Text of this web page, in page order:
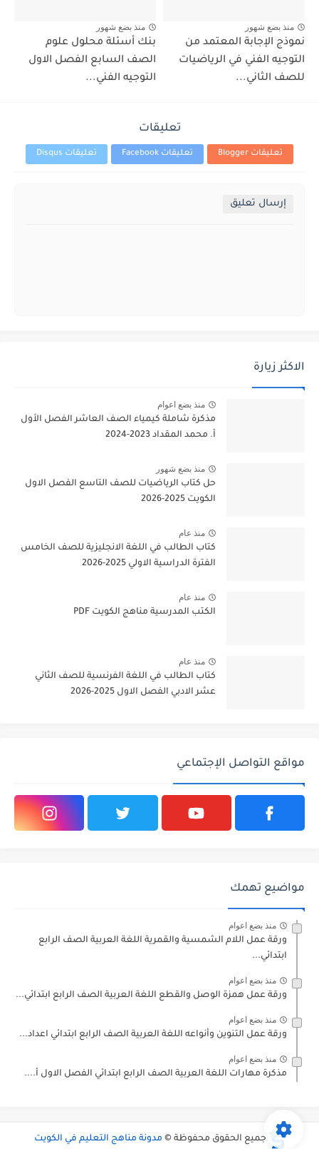
منذ بضع شهور
نموذج الإجابة المعتمد من
التوجيه الفني في الرياضيات
للصف الثاني...
منذ بضع شهور
بنك أسئلة محلول علوم
الصف السابع الفصل الاول
التوجيه الفني...
تعليقات
تعليقات Blogger تعليقات Facebook تعليقات Disqus
إرسال تعليق
الاكثر زيارة
منذ بضع اعوام
مذكرة شاملة كيمياء الصف العاشر الفصل الأول
أ. محمد المقداد 2023-2024
منذ بضع شهور
حل كتاب الرياضيات للصف التاسع الفصل الاول
الكويت 2025-2026
منذ عام
كتاب الطالب في اللغة الانجليزية للصف الخامس
الفترة الدراسية الاولي 2025-2026
منذ عام
الكتب المدرسية مناهج الكويت PDF
منذ عام
كتاب الطالب في اللغة الفرنسية للصف الثاني
عشر الادبي الفصل الاول 2025-2026
مواقع التواصل الإجتماعي
مواضيع تهمك
منذ بضع اعوام
ورقة عمل اللام الشمسية والقمرية اللغة العربية الصف الرابع
ابتدائي...
منذ بضع اعوام
ورقة عمل همزة الوصل والقطع اللغة العربية الصف الرابع ابتدائي...
منذ بضع اعوام
ورقة عمل التنوين وأنواعه اللغة العربية الصف الرابع ابتدائي اعداد...
منذ بضع اعوام
مذكرة مهارات اللغة العربية الصف الرابع ابتدائي الفصل الاول أ....
جميع الحقوق محفوظة © مدونة مناهج التعليم في الكويت